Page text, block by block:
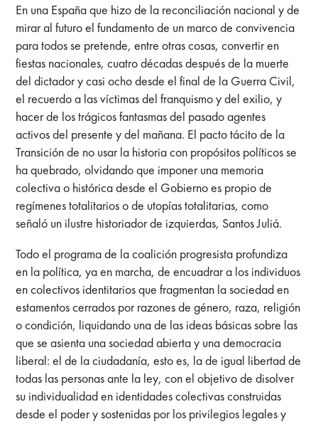
En una España que hizo de la reconciliación nacional y de
mirar al futuro el fundamento de un marco de convivencia
para todos se pretende, entre otras cosas, convertir en
fiestas nacionales, cuatro décadas después de la muerte
del dictador y casi ocho desde el final de la Guerra Civil,
el recuerdo a las víctimas del franquismo y del exilio, y
hacer de los trágicos fantasmas del pasado agentes
activos del presente y del mañana. El pacto tácito de la
Transición de no usar la historia con propósitos políticos se
ha quebrado, olvidando que imponer una memoria
colectiva o histórica desde el Gobierno es propio de
regímenes totalitarios o de utopías totalitarias, como
señaló un ilustre historiador de izquierdas, Santos Juliá.
Todo el programa de la coalición progresista profundiza
en la política, ya en marcha, de encuadrar a los individuos
en colectivos identitarios que fragmentan la sociedad en
estamentos cerrados por razones de género, raza, religión
o condición, liquidando una de las ideas básicas sobre las
que se asienta una sociedad abierta y una democracia
liberal: el de la ciudadanía, esto es, la de igual libertad de
todas las personas ante la ley, con el objetivo de disolver
su individualidad en identidades colectivas construidas
desde el poder y sostenidas por los privilegios legales y